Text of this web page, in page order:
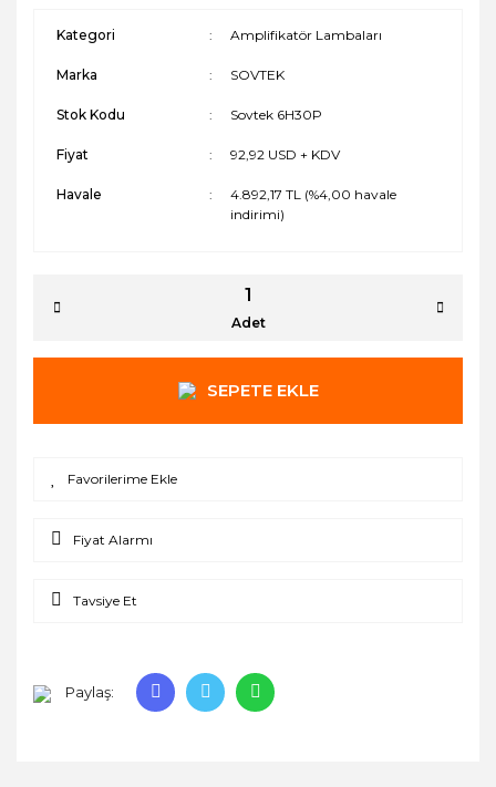
Kategori Amplifikatör Lambaları
Marka SOVTEK
Stok Kodu Sovtek 6H30P
Fiyat 92,92 USD + KDV
Havale
4.892,17 TL (%4,00 havale
indirimi)
Adet
SEPETE EKLE
Fiyat Alarmı
Tavsiye Et
Paylaş: